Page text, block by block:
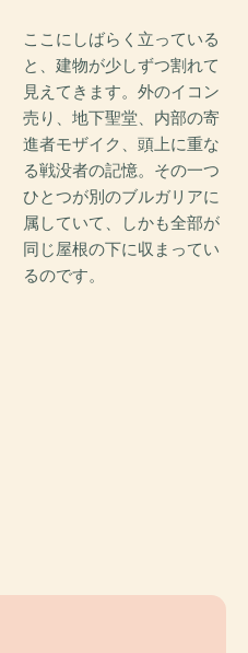
ここにしばらく立っている
と、建物が少しずつ割れて
見えてきます。外のイコン
売り、地下聖堂、内部の寄
進者モザイク、頭上に重な
る戦没者の記憶。その一つ
ひとつが別のブルガリアに
属していて、しかも全部が
同じ屋根の下に収まってい
るのです。